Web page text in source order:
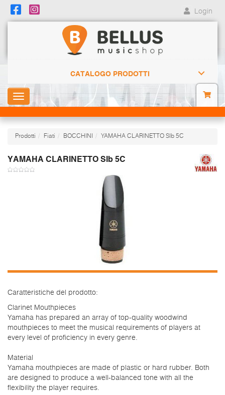
Login
CATALOGO PRODOTTI
Toggle
navigation
Prodotti Fiati BOCCHINI YAMAHA CLARINETTO SIb 5C
YAMAHA CLARINETTO SIb 5C
Caratteristiche del prodotto:
Clarinet Mouthpieces
Yamaha has prepared an array of top-quality woodwind
mouthpieces to meet the musical requirements of players at
every level of proficiency in every genre.
Material
Yamaha mouthpieces are made of plastic or hard rubber. Both
are designed to produce a well-balanced tone with all the
flexibility the player requires.